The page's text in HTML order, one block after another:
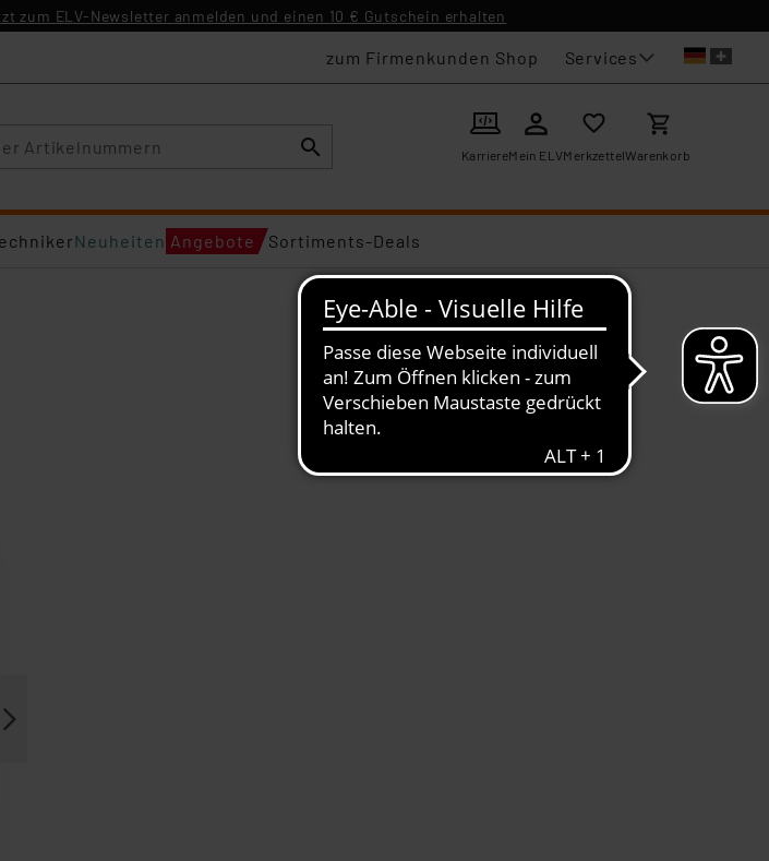
zum ELV-Newsletter anmelden und einen 10 € Gutschein erhalten
zum Firmenkunden Shop Services
KarriereMein ELVMerkzettelWarenkorb
Neuheiten Angebote Sortiments-Deals